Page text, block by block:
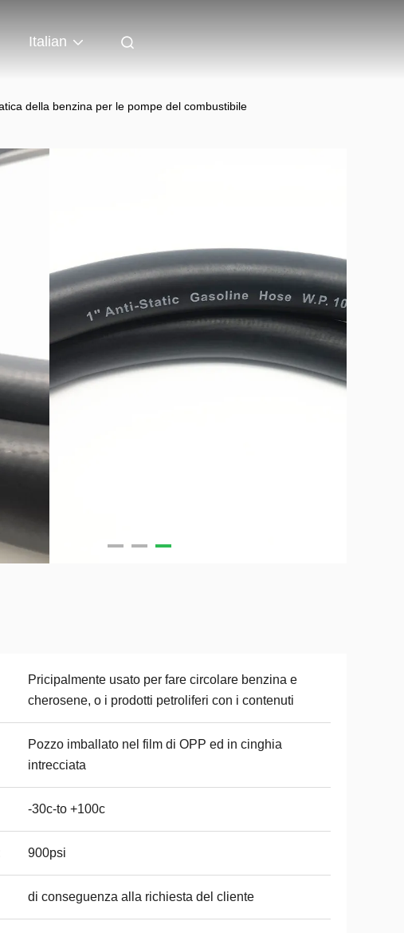
Italian
della benzina per le pompe del combustibile
Pricipalmente usato per fare circolare benzina e
cherosene, o i prodotti petroliferi con i contenuti
Pozzo imballato nel film di OPP ed in cinghia
intrecciata
-30c-to +100c
900psi
di conseguenza alla richiesta del cliente